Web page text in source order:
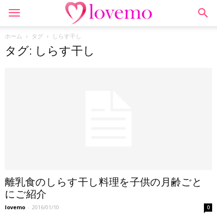
ホーム タグ しらす干し
タグ: しらす干し
離乳食のしらす干し料理を子供の月齢ごと
にご紹介
lovemo - 2016/01/10 0